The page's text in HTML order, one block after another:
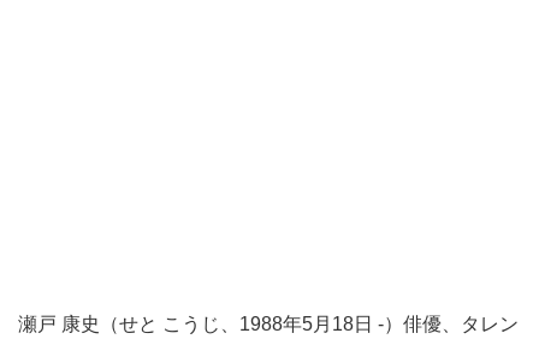
瀬戸 康史（せと こうじ、1988年5月18日 -）俳優、タレン